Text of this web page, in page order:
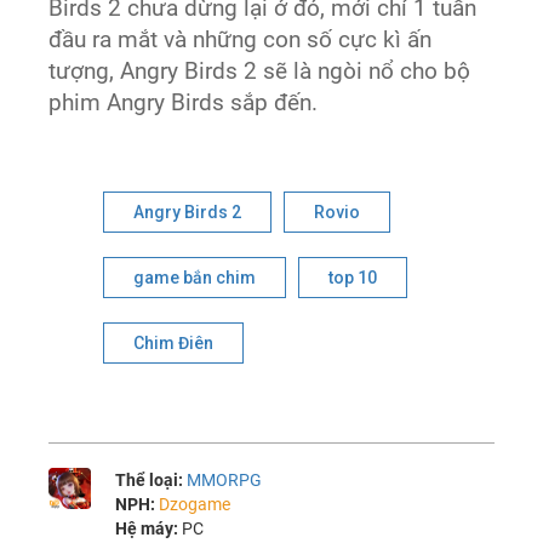
Birds 2 chưa dừng lại ở đó, mới chỉ 1 tuần
đầu ra mắt và những con số cực kì ấn
tượng, Angry Birds 2 sẽ là ngòi nổ cho bộ
phim Angry Birds sắp đến.
Angry Birds 2 Rovio
game bắn chim top 10
Chim Điên
Thể loại: MMORPG
NPH: Dzogame
Hệ máy: PC